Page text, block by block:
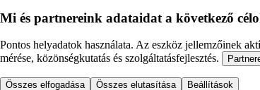
Mi és partnereink adataidat a következő
Pontos helyadatok használata. Az eszköz jellemzőinek
mérése, közönségkutatás és szolgáltatásfejlesztés.
Összes elfogadása Összes elutasítása Beállítások